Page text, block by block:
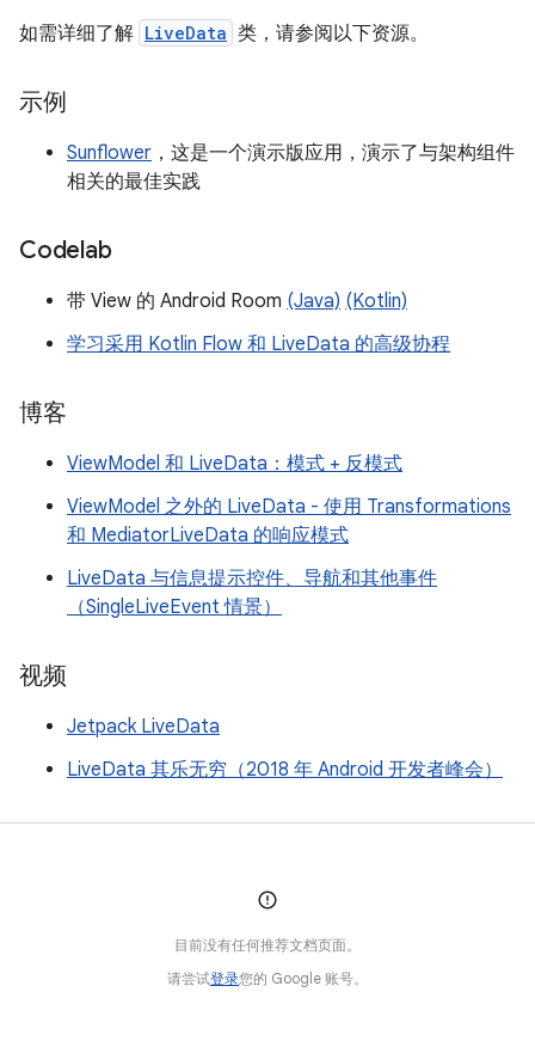
如需详细了解 LiveData 类，请参阅以下资源。
示例
Sunflower ，这是一个演示版应用，演示了与架构组件
相关的最佳实践
Codelab
带 View 的 Android Room (Java) (Kotlin)
学习采用 Kotlin Flow 和 LiveData 的高级协程
博客
ViewModel 和 LiveData：模式 + 反模式
ViewModel 之外的 LiveData - 使用 Transformations
和 MediatorLiveData 的响应模式
LiveData 与信息提示控件、导航和其他事件
（SingleLiveEvent 情景）
视频
Jetpack LiveData
LiveData 其乐无穷（2018 年 Android 开发者峰会）
目前没有任何推荐文档页面。
请尝试登录您的 Google 账号。